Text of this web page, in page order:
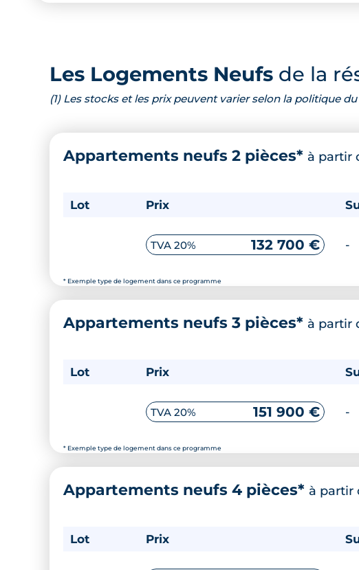
Les Logements Neufs de la
(1) Les stocks et les prix peuvent varier selon la politique
Appartements neufs 2 pièces* à partir
* Exemple type de logement dans ce programme
Lot Prix
TVA 20% 132 700 € -
Appartements neufs 3 pièces* à partir
* Exemple type de logement dans ce programme
Lot Prix
TVA 20% 151 900 € -
Appartements neufs 4 pièces* à partir
Lot Prix